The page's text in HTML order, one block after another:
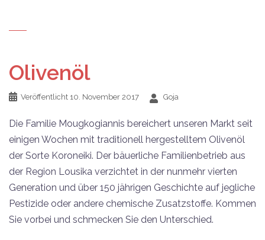
Olivenöl
Veröffentlicht 10. November 2017 Goja
Die Familie Mougkogiannis bereichert unseren Markt seit
einigen Wochen mit traditionell hergestelltem Olivenöl
der Sorte Koroneiki. Der bäuerliche Familienbetrieb aus
der Region Lousika verzichtet in der nunmehr vierten
Generation und über 150 jährigen Geschichte auf jegliche
Pestizide oder andere chemische Zusatzstoffe. Kommen
Sie vorbei und schmecken Sie den Unterschied.